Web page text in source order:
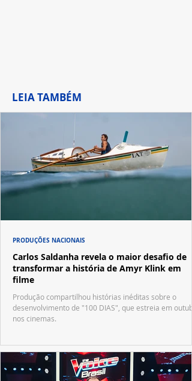
LEIA TAMBÉM
Carlos Saldanha revela o maior desafio de
transformar a história de Amyr Klink em
filme
Produção compartilhou histórias inéditas sobre o
desenvolvimento de "100 DIAS", que estreia em
nos cinemas.
PRODUÇÕES NACIONAIS